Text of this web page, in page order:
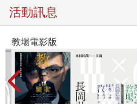
活動訊息
教場電影版